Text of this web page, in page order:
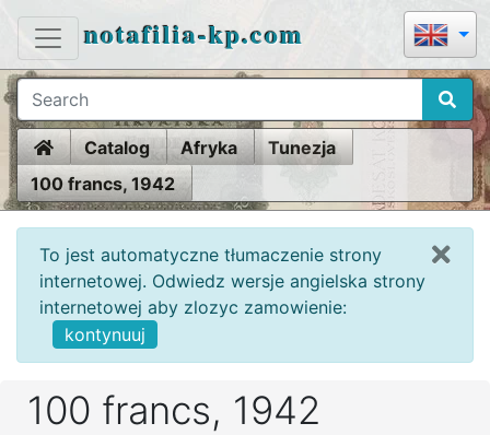
notafilia-kp.com
HomeCatalog Afryka
Tunezja
100 francs, 1942
To jest automatyczne tłumaczenie strony
internetowej. Odwiedz wersje angielska strony
internetowej aby zlozyc zamowienie:
kontynuuj
100 francs, 1942